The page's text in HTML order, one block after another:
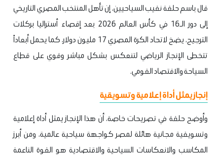
قال باسم حلقة نقيب السياحيين، إن تأهل المنتخب المصري التاريخي
إلى دور الـ16 في كأس العالم 2026 بعد إقصاء أستراليا بركلات
الترجيح، يضخ لاتحاد الكرة المصري 17 مليون دولار، كما يحمل أبعاداً
تتخطى الإنجاز الرياضي لتنعكس بشكل مباشر وقوي على قطاع
السياحة والاقتصاد القومي.
إنجاز يمثل أداة إعلامية وتسويقية
وأوضح حلقة في تصريحات خاصة، أن هذا الإنجاز يمثل أداة إعلامية
وتسويقية مجانية هائلة لمصر كواجهة سياحية عالمية، ومن أبرز
المكاسب والانعكاسات السياحية والاقتصادية هو القوة الناعمة